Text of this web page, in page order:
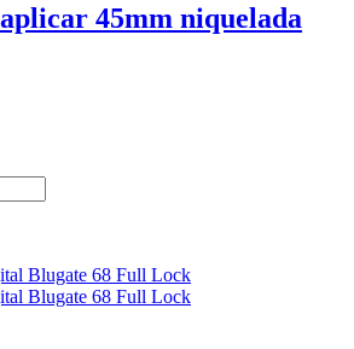
45mm niquelada